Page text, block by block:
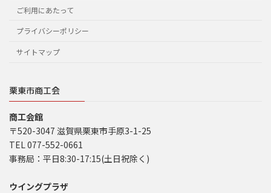
ご利用にあたって
プライバシーポリシー
サイトマップ
栗東市商工会
商工会館
〒520-3047 滋賀県栗東市手原3-1-25
TEL 077-552-0661
事務局：平日8:30-17:15(土日祝除く)
ウイングプラザ